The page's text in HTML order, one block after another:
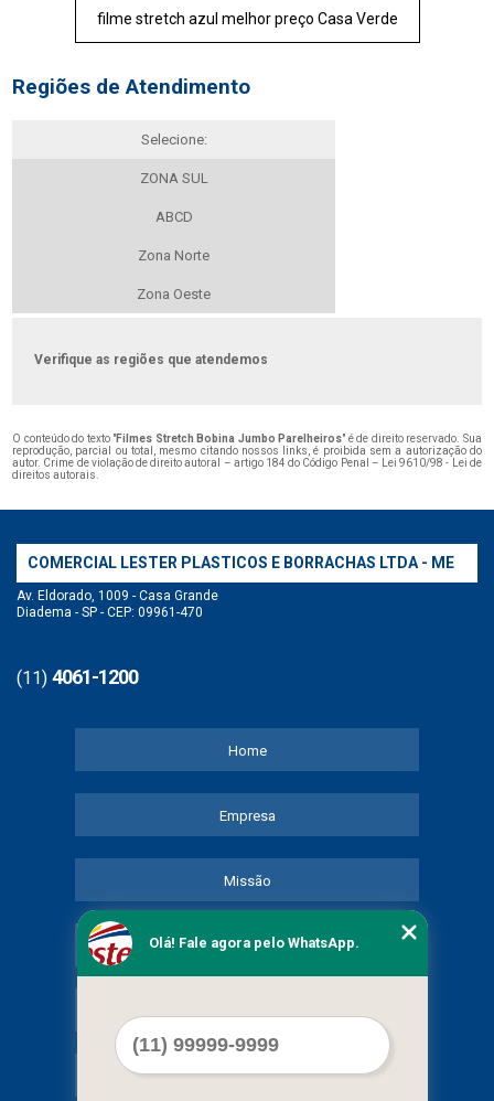
filme stretch azul melhor preço Casa Verde
Regiões de Atendimento
Selecione:
ZONA SUL
ABCD
Zona Norte
Zona Oeste
Verifique as regiões que atendemos
O conteúdo do texto "Filmes Stretch Bobina Jumbo Parelheiros" é de direito reservado. Sua
reprodução, parcial ou total, mesmo citando nossos links, é proibida sem a autorização do
autor. Crime de violação de direito autoral – artigo 184 do Código Penal – Lei 9610/98 - Lei de
direitos autorais.
COMERCIAL LESTER PLASTICOS E BORRACHAS LTDA - ME
Av. Eldorado, 1009 - Casa Grande
Diadema - SP - CEP: 09961-470
(11) 4061-1200
Home
Empresa
Missão
Serviços
Mapa do site
Olá! Fale agora pelo WhatsApp.